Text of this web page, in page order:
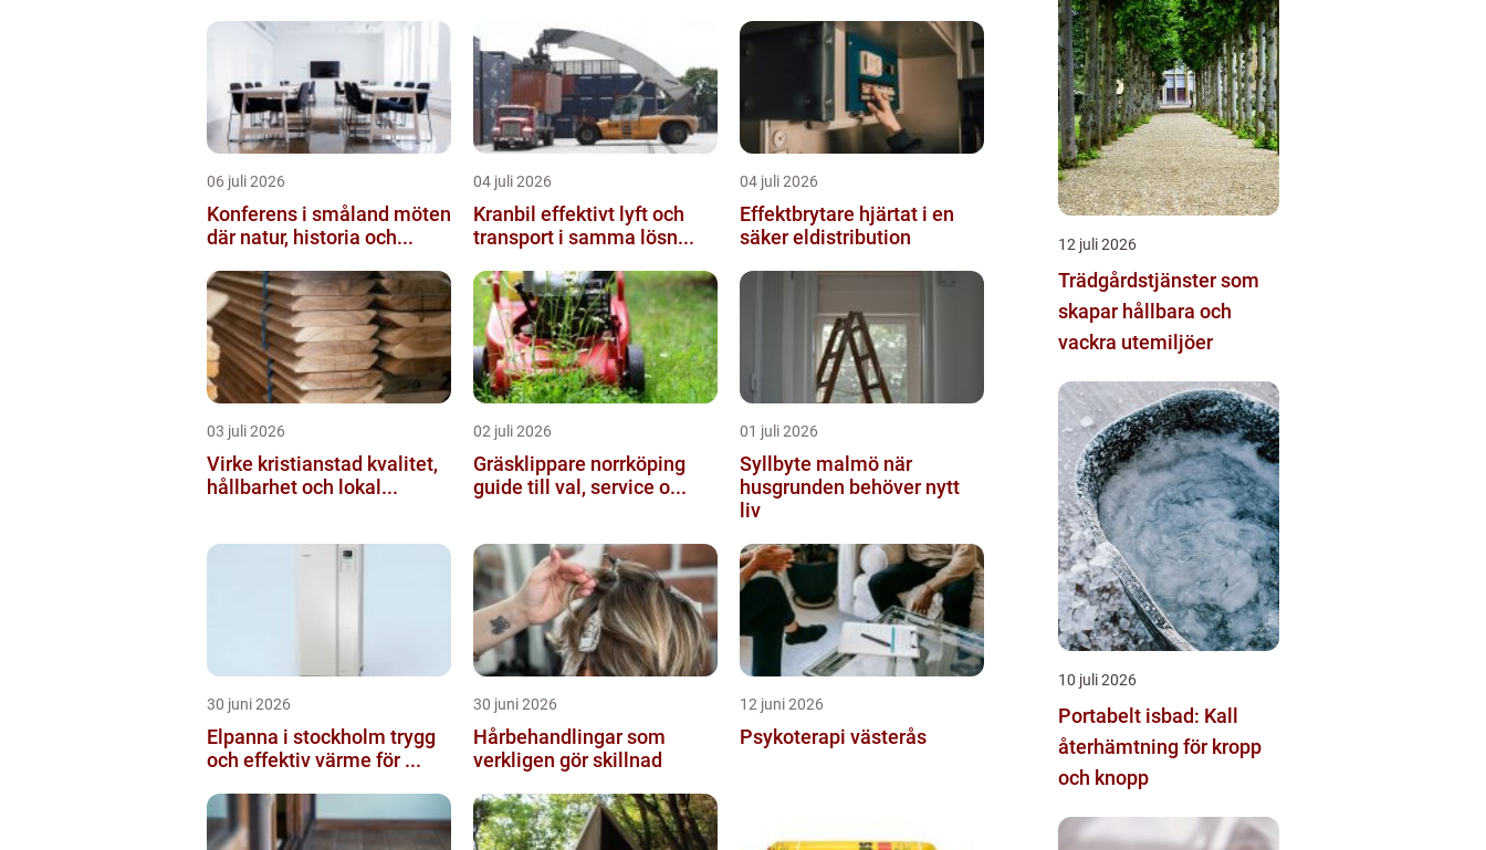
06 juli 2026
Konferens i småland möten
där natur, historia och...
04 juli 2026
Kranbil effektivt lyft och
transport i samma lösn...
04 juli 2026
Effektbrytare hjärtat i en
säker eldistribution
03 juli 2026
Virke kristianstad kvalitet,
hållbarhet och lokal...
02 juli 2026
Gräsklippare norrköping
guide till val, service o...
01 juli 2026
Syllbyte malmö när
husgrunden behöver nytt
liv
30 juni 2026
Elpanna i stockholm trygg
och effektiv värme för ...
30 juni 2026
Hårbehandlingar som
verkligen gör skillnad
12 juni 2026
Psykoterapi västerås
12 juli 2026
Trädgårdstjänster som
skapar hållbara och
vackra utemiljöer
10 juli 2026
Portabelt isbad: Kall
återhämtning för kropp
och knopp